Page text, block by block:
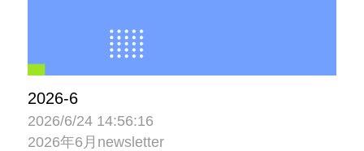
2026-6
2026/6/24 14:56:16
2026年6月newsletter